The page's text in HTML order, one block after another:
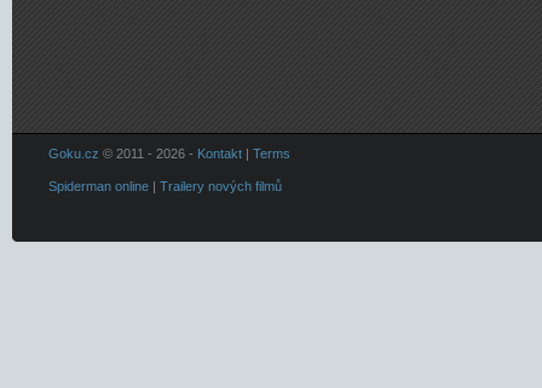
Goku.cz © 2011 - 2026 - Kontakt | Terms
Spiderman online | Trailery nových filmů